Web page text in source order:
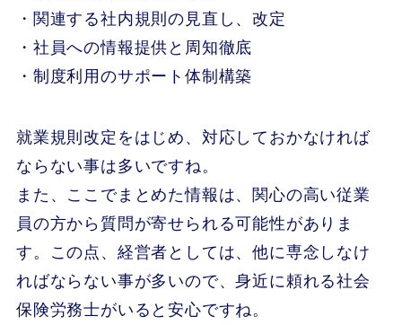
・関連する社内規則の見直し、改定
・社員への情報提供と周知徹底
・制度利用のサポート体制構築
就業規則改定をはじめ、対応しておかなければ
ならない事は多いですね。
また、ここでまとめた情報は、関心の高い従業
員の方から質問が寄せられる可能性がありま
す。この点、経営者としては、他に専念しなけ
ればならない事が多いので、身近に頼れる社会
保険労務士がいると安心ですね。